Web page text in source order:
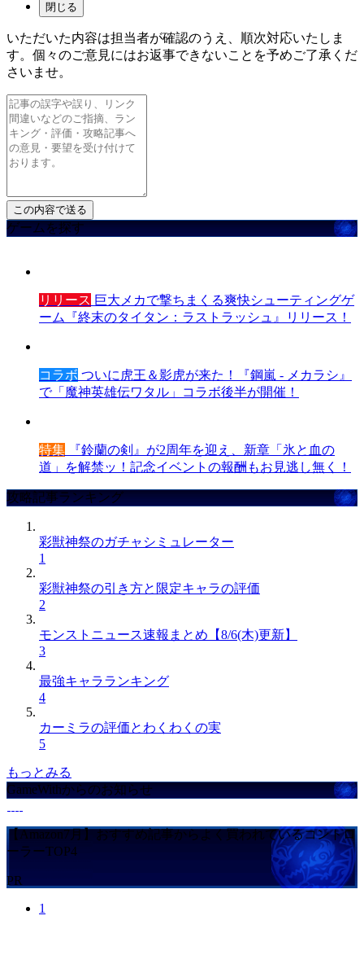
閉じる
いただいた内容は担当者が確認のうえ、順次対応いたしま
す。個々のご意見にはお返事できないことを予めご了承くだ
さいませ。
ゲームを探す
リリース 巨大メカで撃ちまくる爽快シューティングゲ
ーム『終末のタイタン：ラストラッシュ』リリース！
コラボ ついに虎王＆影虎が来た！『鋼嵐 - メカラシ』
で「魔神英雄伝ワタル」コラボ後半が開催！
特集 『鈴蘭の剣』が2周年を迎え、新章「氷と血の
道」を解禁ッ！記念イベントの報酬もお見逃し無く！
攻略記事ランキング
彩獣神祭のガチャシミュレーター
1
彩獣神祭の引き方と限定キャラの評価
2
モンストニュース速報まとめ【8/6(木)更新】
3
最強キャラランキング
4
カーミラの評価とわくわくの実
5
もっとみる
GameWithからのお知らせ
【Amazon7月】おすすめ記事からよく買われているコントロ
ーラーTOP4
PR
1